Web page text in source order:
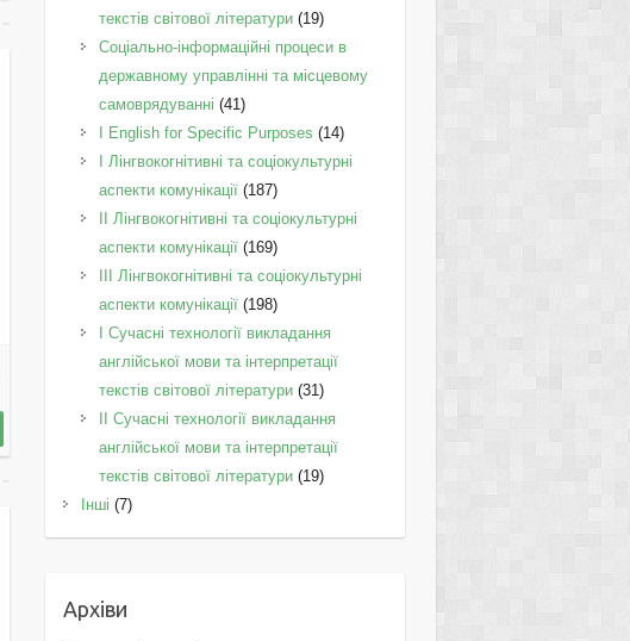
текстів світової літератури(19)
Соціально-інформаційні процеси в
державному управлінні та місцевому
самоврядуванні (41)
І English for Specific Purposes (14)
I Лінгвокогнітивні та соціокультурні
аспекти комунікації(187)
IІ Лінгвокогнітивні та соціокультурні
аспекти комунікації(169)
IІI Лінгвокогнітивні та соціокультурні
аспекти комунікації(198)
I Cучасні технології викладання
англійської мови та інтерпретації
текстів світової літератури(31)
II Cучасні технології викладання
англійської мови та інтерпретації
текстів світової літератури(19)
Інші (7)
Архіви